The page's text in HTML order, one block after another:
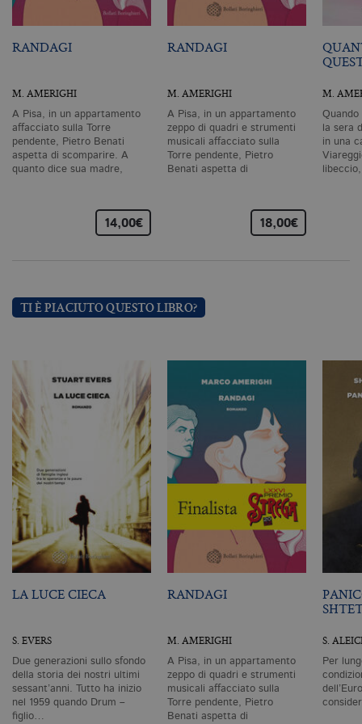
RANDAGI
M. AMERIGHI
A Pisa, in un appartamento
affacciato sulla Torre
pendente, Pietro Benati
aspetta di scomparire. A
quanto dice sua madre,
14,00€
RANDAGI
M. AMERIGHI
A Pisa, in un appartamento
zeppo di quadri e strumenti
musicali affacciato sulla
Torre pendente, Pietro
Benati aspetta di
18,00€
M.
Quando
la sera
in una
TI È PIACIUTO QUESTO LIBRO?
LA LUCE CIECA
S. EVERS
Due generazioni sullo sfondo
della storia dei nostri ultimi
sessant’anni. Tutto ha inizio
nel 1959 quando Drum –
figlio…
RANDAGI
M. AMERIGHI
A Pisa, in un appartamento
zeppo di quadri e strumenti
musicali affacciato sulla
Torre pendente, Pietro
Benati aspetta di
S.
Per
_ga
.bollatiboringhieri.it 2 anni
di
_gid
.bollatiboringhieri.it 1 giorno
è
e